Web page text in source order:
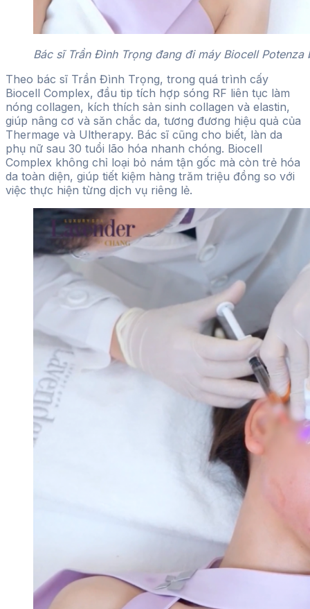
Bác sĩ Trần Đình Trọng đang đi máy Biocell Potenza
Theo bác sĩ Trần Đình Trọng, trong quá trình cấy
Biocell Complex, đầu tip tích hợp sóng RF liên tục làm
nóng collagen, kích thích sản sinh collagen và elastin,
giúp nâng cơ và săn chắc da, tương đương hiệu quả của
Thermage và Ultherapy. Bác sĩ cũng cho biết, làn da
phụ nữ sau 30 tuổi lão hóa nhanh chóng. Biocell
Complex không chỉ loại bỏ nám tận gốc mà còn trẻ hóa
da toàn diện, giúp tiết kiệm hàng trăm triệu đồng so với
việc thực hiện từng dịch vụ riêng lẻ.